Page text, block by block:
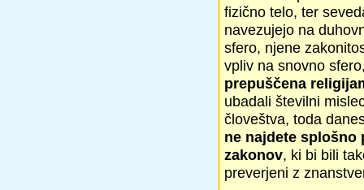
fizično telo, ter
navezujejo na
sfero, njene
vpliv na snovno
prepuščena
ubadali številni
človeštva, toda
ne najdete splošno
zakonov, ki bi bili
preverjeni z